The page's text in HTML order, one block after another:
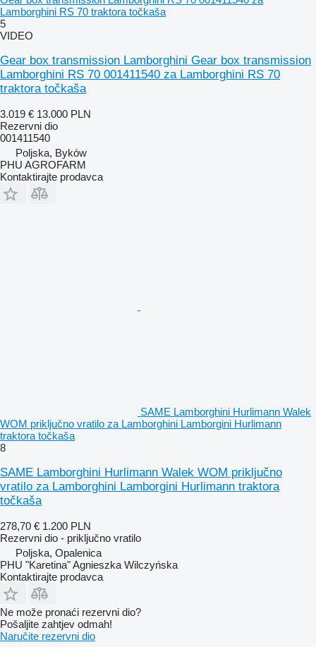
Lamborghini RS 70 traktora točkaša
5
VIDEO
Gear box transmission Lamborghini Gear box transmission
Lamborghini RS 70 001411540 za Lamborghini RS 70
traktora točkaša
3.019 € 13.000 PLN
Rezervni dio
001411540
Poljska, Byków
PHU AGROFARM
Kontaktirajte prodavca
SAME Lamborghini Hurlimann Walek
WOM priključno vratilo za Lamborghini Lamborgini Hurlimann
traktora točkaša
8
SAME Lamborghini Hurlimann Walek WOM priključno
vratilo za Lamborghini Lamborgini Hurlimann traktora
točkaša
278,70 € 1.200 PLN
Rezervni dio - priključno vratilo
Poljska, Opalenica
PHU "Karetina" Agnieszka Wilczyńska
Kontaktirajte prodavca
Ne može pronaći rezervni dio?
Pošaljite zahtjev odmah!
Naručite rezervni dio